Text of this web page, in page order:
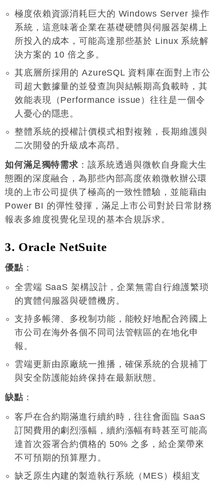
極度依賴資源消耗巨大的 Windows Server 操作
系統，這意味著企業在基礎硬體與伺服器架構上
所投入的成本，可能高達那些基於 Linux 系統解
決方案的 10 倍之多 。
其底層所採用的 AzureSQL 資料庫在面對上市公
司超大數據量的並發查詢與結帳期高負載時，其
效能表現（Performance issue）往往是一個令
人憂心的隱患 。
整體系統的授權計價模式相對複雜，長期維護與
二次開發的升級成本高昂 。
如何滿足獨特需求 ：該系統透過與微軟自身龐大生
態圈的深度融合，為那些內部高度依賴微軟辦公環
境的上市公司提供了極高的一致性體驗，並能藉由
Power BI 的彈性發揮，滿足上市公司對於日常財務
報表多維度視覺化呈現的基本合規訴求。
3. Oracle NetSuite
優點 ：
全雲端 SaaS 架構設計，企業無需自行維護繁琐
的實體伺服器與硬體機房。
支持多帳簿、多稅制功能，能較好地配合跨國上
市公司在海外各個不同司法管轄區的在地化申
報 。
雲端更新由原廠統一推播，確保系統的合規補丁
與安全防護能始終保持在最新狀態。
缺點 ：
客戶在合約期滿進行續約時，往往會面臨 SaaS
訂閱費用的劇烈漲幅，續約漲幅有時甚至可能高
達首次簽署合約價格的 50% 之多，給企業帶來
不可預期的預算壓力 。
缺乏原生內建的製造執行系統（MES）模組支